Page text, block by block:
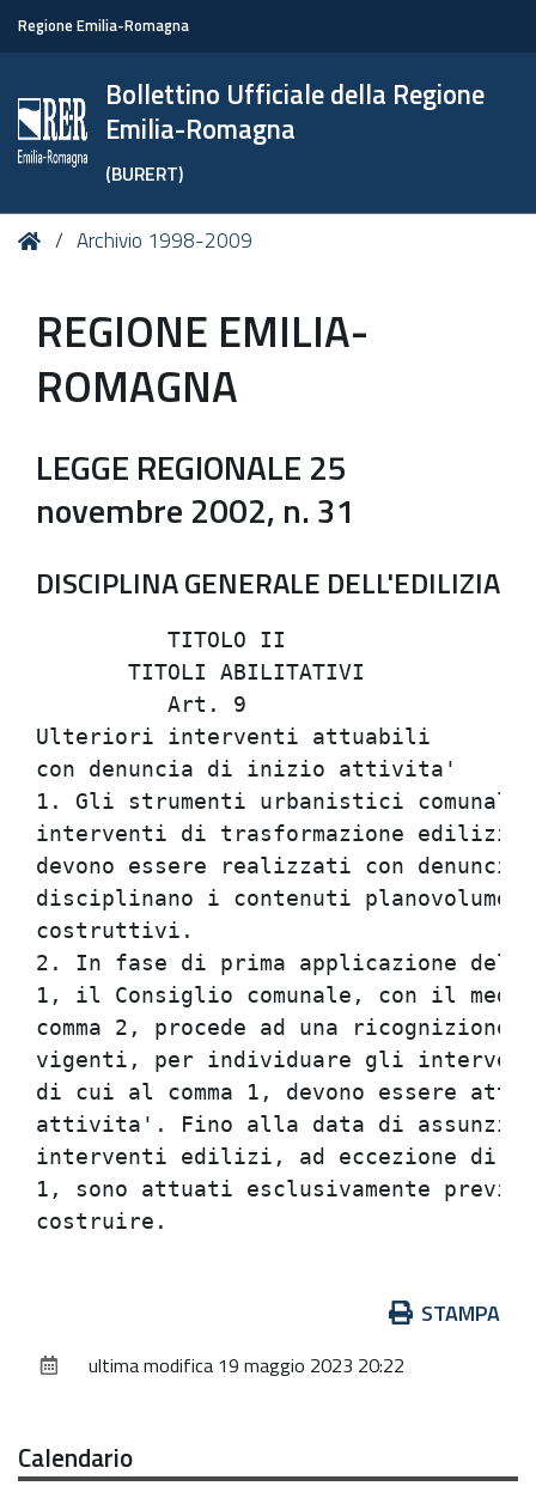
Regione Emilia-Romagna
Bollettino Ufficiale della Regione
Emilia-Romagna
(BURERT)
Tu HomeArchivio 1998-2009
REGIONE EMILIA-
ROMAGNA
LEGGE REGIONALE 25
novembre 2002, n. 31
DISCIPLINA GENERALE DELL'EDILIZIA
Ulteriori
con
1. Gli strumenti urbanistici
interventi di trasformazione
devono essere realizzati
disciplinano i contenuti
2. In fase di prima
1, il Consiglio comunale, con
comma 2, procede ad una
vigenti, per individuare gli
di cui al comma 1, devono
attivita'. Fino alla data di
interventi edilizi, ad
1, sono attuati
documento
STAMPA
ultima modifica 19 maggio 2023 20:22
Calendario